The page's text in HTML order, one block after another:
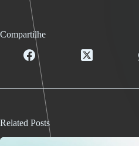
Compartilhe
Related Posts